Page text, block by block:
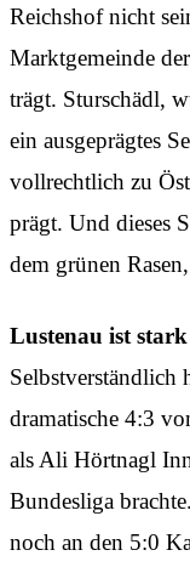
Reichshof nicht
Marktgemeinde
trägt. Sturschädl,
ein ausgeprägtes
vollrechtlich zu
prägt. Und dieses
dem grünen
Lustenau ist stark
Selbstverständlich
dramatische 4:3
als Ali Hörtnagl
Bundesliga
noch an den 5:0